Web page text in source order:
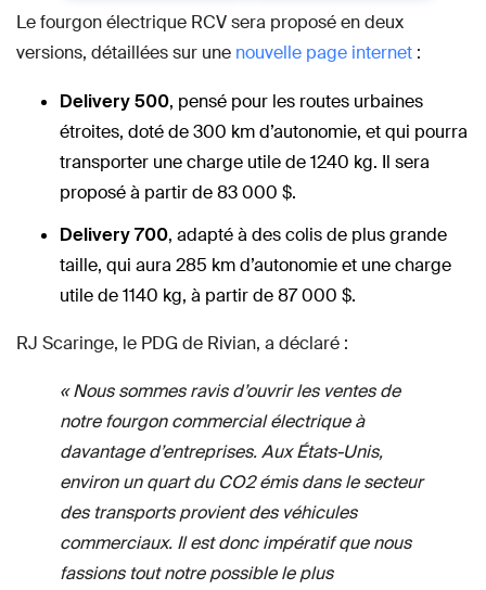
Le fourgon électrique RCV sera proposé en deux
versions, détaillées sur une nouvelle page internet :
Delivery 500, pensé pour les routes urbaines
étroites, doté de 300 km d’autonomie, et qui pourra
transporter une charge utile de 1240 kg. Il sera
proposé à partir de 83 000 $.
Delivery 700, adapté à des colis de plus grande
taille, qui aura 285 km d’autonomie et une charge
utile de 1140 kg, à partir de 87 000 $.
RJ Scaringe, le PDG de Rivian, a déclaré :
« Nous sommes ravis d’ouvrir les ventes de
notre fourgon commercial électrique à
davantage d’entreprises. Aux États-Unis,
environ un quart du CO2 émis dans le secteur
des transports provient des véhicules
commerciaux. Il est donc impératif que nous
fassions tout notre possible le plus